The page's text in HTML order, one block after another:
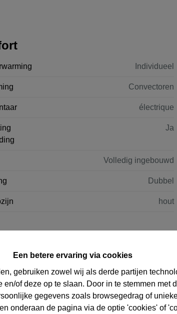
Een betere ervaring via cookies
gebruiken zowel wij als derde partijen
of deze op te slaan. Door in te stemmen met
gegevens zoals browsegedrag of
onderaan de pagina via de optie 'cookies' of
Individueel
Convectoren
électrique
Ja
Volledig ingebouwd
Dubbel
hout